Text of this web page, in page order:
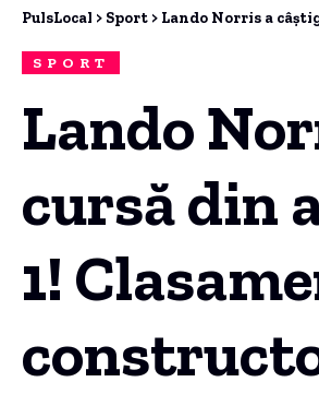
PulsLocal > Sport > Lando Norris a
SPORT
Lando
cursă din
1!